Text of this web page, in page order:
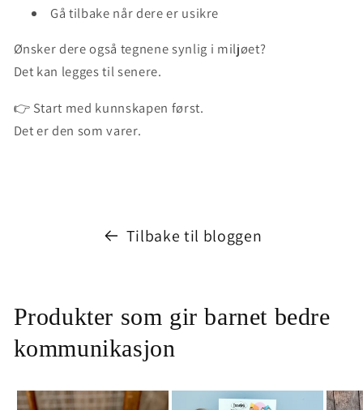
Gå tilbake når dere er usikre
Ønsker dere også tegnene synlig i miljøet?
Det kan legges til senere.
👉 Start med kunnskapen først.
Det er den som varer.
Tilbake til bloggen
Produkter som gir barnet bedre
kommunikasjon